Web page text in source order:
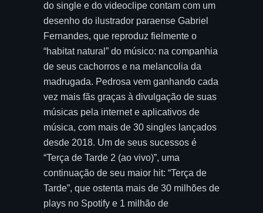
do single e do videoclipe contam com um
desenho do ilustrador paraense Gabriel
Fernandes, que reproduz fielmente o
“habitat natural” do músico: na companhia
de seus cachorros e na melancolia da
madrugada. Pedrosa vem ganhando cada
vez mais fãs graças à divulgação de suas
músicas pela internet e aplicativos de
música, com mais de 30 singles lançados
desde 2018. Um de seus sucessos é
“Terça de Tarde 2 (ao vivo)”, uma
continuação de seu maior hit: “Terça de
Tarde”, que ostenta mais de 30 milhões de
plays no Spotify e 1 milhão de